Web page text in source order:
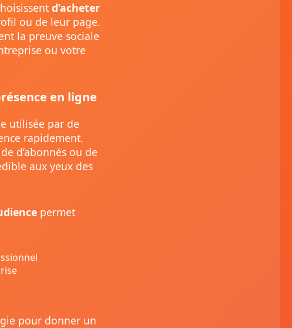
d’acheter
ou de leur page.
la preuve sociale
ou votre
en ligne
utilisée par de
rapidement.
d’abonnés ou de
aux yeux des
permet
pour donner un